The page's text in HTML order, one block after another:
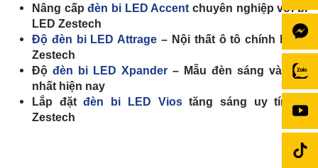
Nâng cấpđèn bi LED Accentchuyên nghiệp với bi
LED Zestech
Độ đèn bi LED Attrage – Nội thất ô tô chính hãng
Zestech
Độ đèn bi LED Xpander – Mẫu đèn sáng và đẹp
nhất hiện nay
Lắp đặtđèn bi LED Viostăng sáng uy tín tại
Zestech